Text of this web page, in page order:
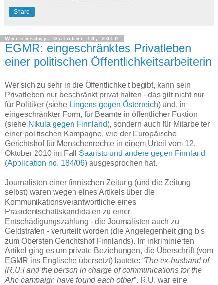
Share
Wednesday, October 13, 2010
EGMR: eingeschränktes Privatleben
einer politischen Öffentlichkeitsarbeiterin
Wer sich zu sehr in die Öffentlichkeit begibt, kann sein
Privatleben nur beschränkt privat halten - das gilt nicht nur
für Politiker (siehe Lingens gegen Österreich) und, in
eingeschränkter Form, für Beamte in öffentlicher Fuktion
(siehe Nikula gegen Finnland), sondern auch für Mitarbeiter
einer politischen Kampagne, wie der Europäische
Gerichtshof für Menschenrechte in einem Urteil vom 12.
Oktober 2010 im Fall Saaristo und andere gegen Finnland
(Application no. 184/06) ausgesprochen hat.
Journalisten einer finnischen Zeitung (und die Zeitung
selbst) waren wegen eines Artikels über die
Kommunikationsverantwortliche eines
Präsidentschaftskandidaten zu einer
Entschädigungszahlung - die Journalisten auch zu
Geldstrafen - verurteilt worden (die Angelegenheit ging bis
zum Obersten Gerichtshof Finnlands). Im inkriminierten
Artikel ging es um private Beziehungen, die Überschrift (vom
EGMR ins Englische übersetzt) lautete: “The ex-husband of
[R.U.] and the person in charge of communications for the
Aho campaign have found each other”. R.U. war eine